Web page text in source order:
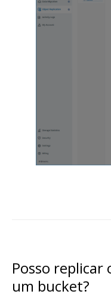
Posso replicar
um bucket?